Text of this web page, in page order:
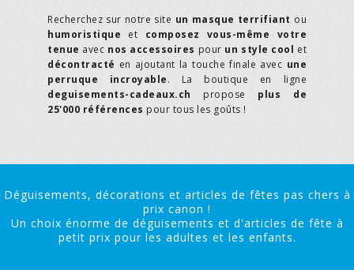
Recherchez sur notre site un masque terrifiant ou
humoristique et composez vous-même votre
tenue avec nos accessoires pour un style cool et
décontracté en ajoutant la touche finale avec une
perruque incroyable. La boutique en ligne
deguisements-cadeaux.ch propose plus de
25'000 références pour tous les goûts !
Déguisements, décorations et articles de fêtes pas chers à
prix canon !
Un choix énorme de déguisements et d'articles de fête à
petit prix pour les adultes et les enfants.